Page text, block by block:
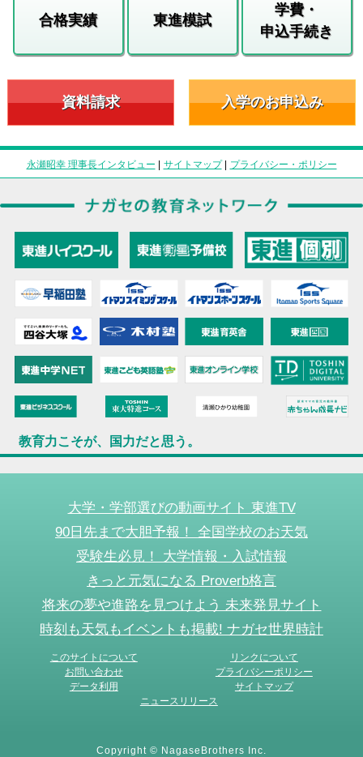
合格実績 東進模試
学費・
申込手続き
資料請求 入学のお申込み
永瀬昭幸 理事長インタビュー | サイトマップ| プライバシー・ポリシー
教育力こそが、国力だと思う。
大学・学部選びの動画サイト 東進TV
90日先まで大胆予報！ 全国学校のお天気
受験生必見！ 大学情報・入試情報
きっと元気になる Proverb格言
将来の夢や進路を見つけよう 未来発見サイト
時刻も天気もイベントも掲載! ナガセ世界時計
このサイトについて
リンクについて
お問い合わせ
プライバシーポリシー
データ利用
サイトマップ
ニュースリリース
Copyright © NagaseBrothers Inc.